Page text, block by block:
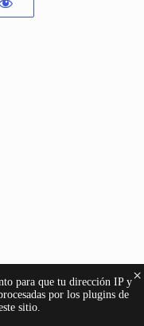
para que tu dirección IP y
por los plugins de
sitio.
×